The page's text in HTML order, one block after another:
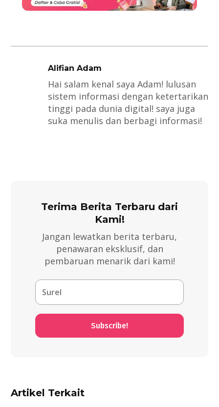
Alifian Adam
Hai salam kenal saya Adam! lulusan
sistem informasi dengan ketertarikan
tinggi pada dunia digital! saya juga
suka menulis dan berbagi informasi!
Terima Berita Terbaru dari
Kami!
Jangan lewatkan berita terbaru,
penawaran eksklusif, dan
pembaruan menarik dari kami!
Subscribe!
Artikel Terkait